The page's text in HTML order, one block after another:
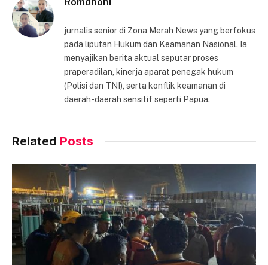
jurnalis senior di Zona Merah News yang berfokus
pada liputan Hukum dan Keamanan Nasional. Ia
menyajikan berita aktual seputar proses
praperadilan, kinerja aparat penegak hukum
(Polisi dan TNI), serta konflik keamanan di
daerah-daerah sensitif seperti Papua.
Related Posts